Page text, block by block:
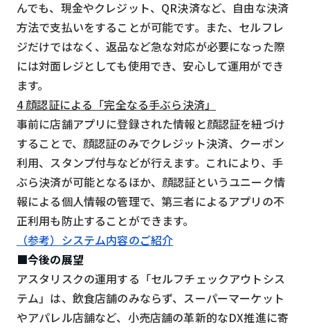
んでも、現金やクレジット、QR決済など、自由な決済
方法で支払いをすることが可能です。また、セルフレ
ジだけではなく、返品など急な対応が必要になった際
には対面レジとしても使用でき、安心して運用ができ
ます。
4 顔認証による「完全なる手ぶら決済」
事前に店舗アプリに登録された情報と顔認証を紐づけ
することで、顔認証のみでクレジット決済、クーポン
利用、スタンプ付与などが行えます。これにより、手
ぶら決済が可能となるほか、顔認証というユニーク情
報による個人情報の管理で、第三者によるアプリの不
正利用も防止することができます。
（参考）システム内容のご紹介
■今後の展望
アスタリスクの運用する「セルフチェックアウトシス
テム」は、飲食店舗のみならず、スーパーマーケット
やアパレル店舗など、小売店舗の革新的なDX推進に寄